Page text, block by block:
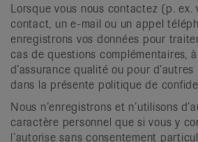
Lorsque vous nous contactez (p. ex.
contact, un e-mail ou un appel
enregistrons vos données pour
cas de questions complémentaires,
d’assurance qualité ou pour
dans la présente politique de
Nous n’enregistrons et n’utilisons
caractère personnel que si vous y
l’autorise sans consentement